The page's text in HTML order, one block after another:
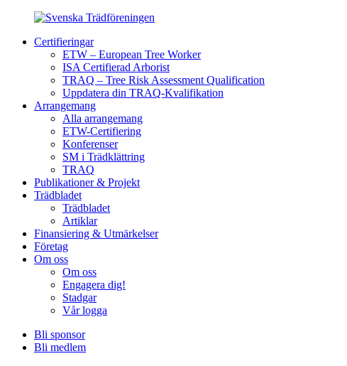
Certifieringar
ETW – European Tree Worker
ISA Certifierad Arborist
TRAQ – Tree Risk Assessment Qualification
Uppdatera din TRAQ-Kvalifikation
Arrangemang
Alla arrangemang
ETW-Certifiering
Konferenser
SM i Trädklättring
TRAQ
Publikationer & Projekt
Trädbladet
Trädbladet
Artiklar
Finansiering & Utmärkelser
Företag
Om oss
Om oss
Engagera dig!
Stadgar
Vår logga
Bli sponsor
Bli medlem